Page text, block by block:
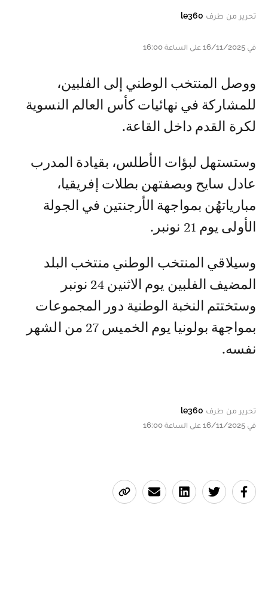
تحرير من طرف le360
في 16/11/2025 على الساعة 16:00
ووصل المنتخب الوطني إلى الفلبين،
للمشاركة في نهائيات كأس العالم النسوية
لكرة القدم داخل القاعة.
وستستهل لبؤات الأطلس، بقيادة المدرب
عادل سايح وبصفتهن بطلات إفريقيا،
مبارياتهُن بمواجهة الأرجنتين في الجولة
الأولى يوم 21 نونبر.
وسيلاقي المنتخب الوطني منتخب البلد
المضيف الفلبين يوم الاثنين 24 نونبر
وستختتم النخبة الوطنية دور المجموعات
بمواجهة بولونيا يوم الخميس 27 من الشهر
نفسه.
تحرير من طرف le360
في 16/11/2025 على الساعة 16:00